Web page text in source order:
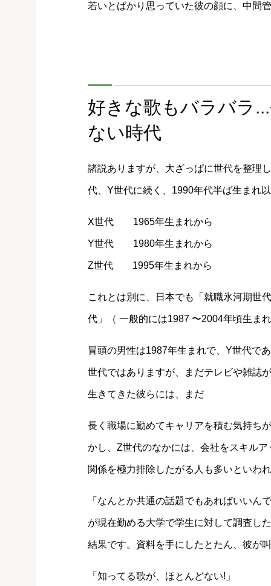
若いとばかり思っていた彼の顔に、中間
好きな歌もバラバラ
ない時代
諸説ありますが、大ざっぱに世代を整理
代、Y世代に続く、1990年代半ば生まれ
X世代 1965年生まれから
Y世代 1980年生まれから
Z世代 1995年生まれから
これとは別に、日本でも「就職氷河期世
代」（ 一般的には1987 〜2004年頃生ま
冒頭の男性は1987年生まれで、Y世代で
世代ではありますが、まだテレビや雑誌
生きてきた彼らには、まだ
長く職場に勤めてキャリアを積む気持ち
かし、Z世代のなかには、会社をスキル
関係を極力排除したがる人も多いといわ
「なんとか共通の話題でもあればいいん
が現在勤める大学で学生に対して調査し
結果です。資料を手にしたとたん、彼が
「知ってる歌が、ほとんどない!」